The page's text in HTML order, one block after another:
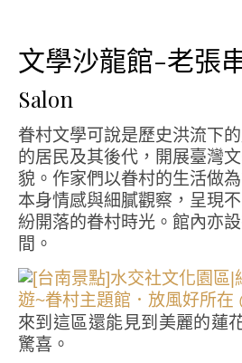
文學沙龍館-老張
Salon
眷村文學可說是歷史洪流下
的居民及其後代，開展臺灣
貌。作家們以眷村的生活做
本身情感與細膩觀察，呈現
紛開落的眷村時光。館內亦
間。
來到這區還能見到美麗的蓮
驚喜。